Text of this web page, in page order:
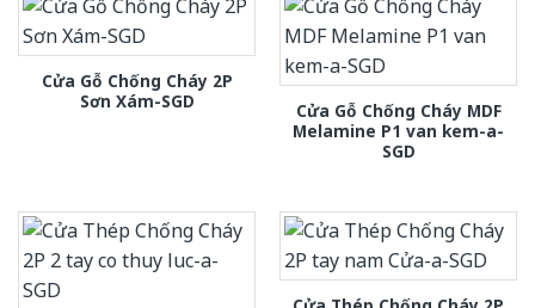
Cửa Gỗ Chống Cháy 2P
Sơn Xám-SGD
Cửa Gỗ Chống Cháy MDF
Melamine P1 van kem-a-
SGD